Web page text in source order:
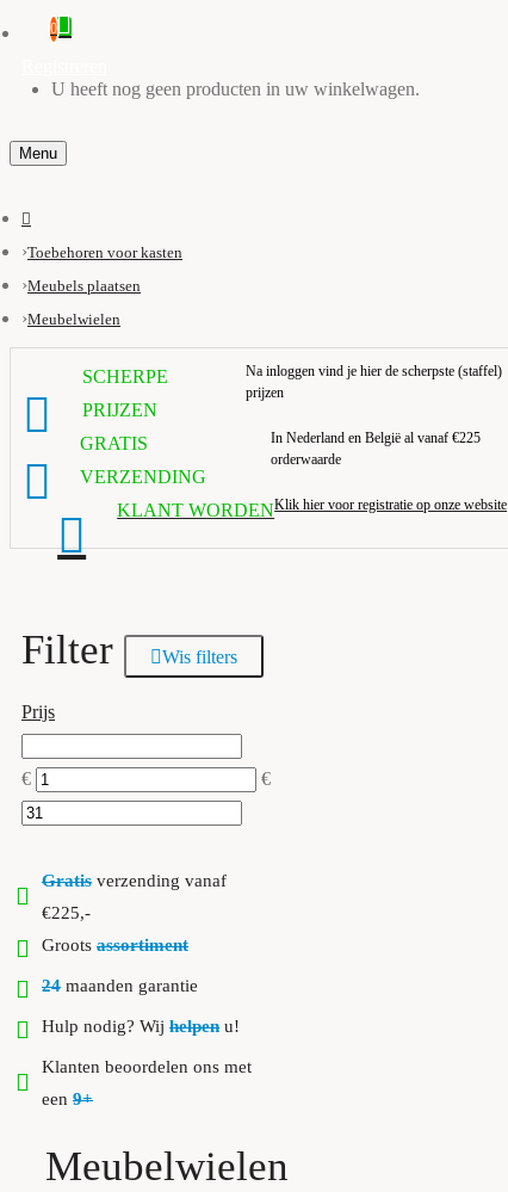
0
U heeft nog geen producten in uw winkelwagen.
Menu
Toebehoren voor kasten
Meubels plaatsen
Meubelwielen
SCHERPE
PRIJZEN
Na inloggen vind je hier de scherpste (staffel)
prijzen
GRATIS
VERZENDING
In Nederland en België al vanaf €225
orderwaarde
KLANT WORDENKlik hier voor registratie op onze website
Filter Wis filters
Prijs
€ €
Gratis verzending vanaf
€225,-
Groots assortiment
24 maanden garantie
Hulp nodig? Wij helpen u!
Klanten beoordelen ons met
een 9+
Meubelwielen